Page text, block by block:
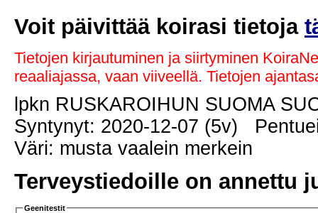
Voit päivittää koirasi tietoja
Tietojen kirjautuminen ja siirtyminen
reaaliajassa, vaan viiveellä. Tietojen
lpkn RUSKAROIHUN SUOMA
Syntynyt: 2020-12-07 (5v)
Väri: musta vaalein merkein
Terveystiedoille on annettu
Geenitestit